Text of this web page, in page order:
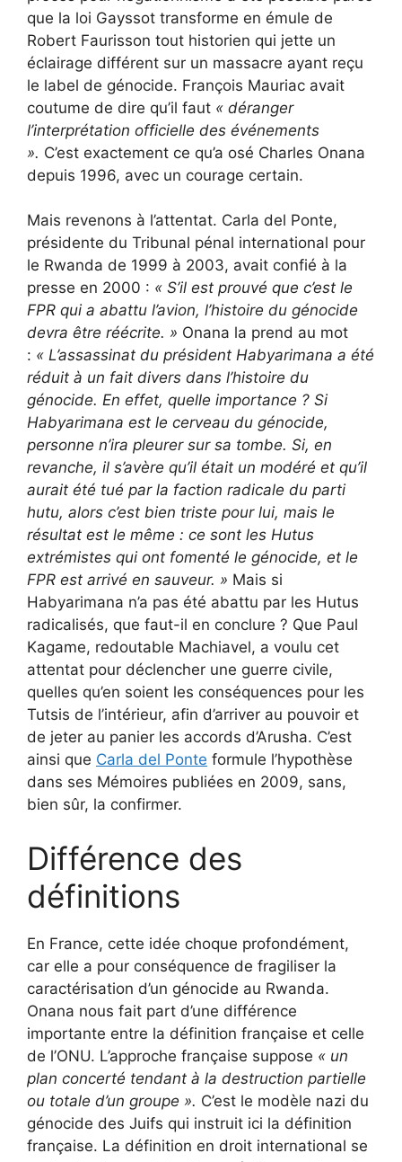
que la loi Gayssot transforme en émule de
Robert Faurisson tout historien qui jette un
éclairage différent sur un massacre ayant reçu
le label de génocide. François Mauriac avait
coutume de dire qu’il faut « déranger
l’interprétation officielle des événements
». C’est exactement ce qu’a osé Charles Onana
depuis 1996, avec un courage certain.
Mais revenons à l’attentat. Carla del Ponte,
présidente du Tribunal pénal international pour
le Rwanda de 1999 à 2003, avait confié à la
presse en 2000 : « S’il est prouvé que c’est le
FPR qui a abattu l’avion, l’histoire du génocide
devra être réécrite. » Onana la prend au mot
: « L’assassinat du président Habyarimana a été
réduit à un fait divers dans l’histoire du
génocide. En effet, quelle importance ? Si
Habyarimana est le cerveau du génocide,
personne n’ira pleurer sur sa tombe. Si, en
revanche, il s’avère qu’il était un modéré et qu’il
aurait été tué par la faction radicale du parti
hutu, alors c’est bien triste pour lui, mais le
résultat est le même : ce sont les Hutus
extrémistes qui ont fomenté le génocide, et le
FPR est arrivé en sauveur. » Mais si
Habyarimana n’a pas été abattu par les Hutus
radicalisés, que faut-il en conclure ? Que Paul
Kagame, redoutable Machiavel, a voulu cet
attentat pour déclencher une guerre civile,
quelles qu’en soient les conséquences pour les
Tutsis de l’intérieur, afin d’arriver au pouvoir et
de jeter au panier les accords d’Arusha. C’est
ainsi que Carla del Ponte formule l’hypothèse
dans ses Mémoires publiées en 2009, sans,
bien sûr, la confirmer.
Différence des
définitions
En France, cette idée choque profondément,
car elle a pour conséquence de fragiliser la
caractérisation d’un génocide au Rwanda.
Onana nous fait part d’une différence
importante entre la définition française et celle
de l’ONU. L’approche française suppose « un
plan concerté tendant à la destruction partielle
ou totale d’un groupe ». C’est le modèle nazi du
génocide des Juifs qui instruit ici la définition
française. La définition en droit international se